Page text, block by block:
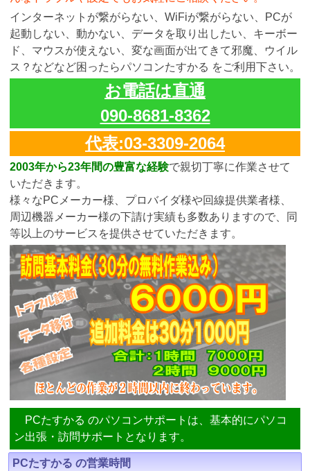
インターネットが繋がらない、WiFiが繋がらない、PCが
起動しない、動かない、データを取り出したい、キーボー
ド、マウスが使えない、変な画面が出てきて邪魔、ウイル
ス？などなど困ったらパソコンたすかる をご利用下さい。
お電話は直通
090-8681-8362
代表:03-3309-2064
2003年から23年間の豊富な経験で親切丁寧に作業させて
いただきます。
様々なPCメーカー様、プロバイダ様や回線提供業者様、
周辺機器メーカー様の下請け実績も多数ありますので、同
等以上のサービスを提供させていただきます。
PCたすかる のパソコンサポートは、基本的にパソコ
ン出張・訪問サポートとなります。
PCたすかる の営業時間